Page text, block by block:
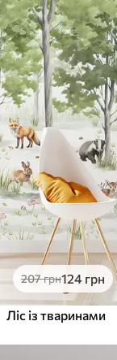
207грн124 грн
Ліс із тваринами